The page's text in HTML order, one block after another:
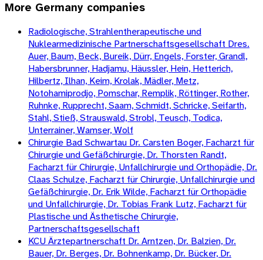
More Germany companies
Radiologische, Strahlentherapeutische und
Nuklearmedizinische Partnerschaftsgesellschaft Dres.
Auer, Baum, Beck, Bureik, Dürr, Engels, Forster, Grandl,
Habersbrunner, Hadjamu, Häussler, Hein, Hetterich,
Hilbertz, Ilhan, Keim, Krolak, Mädler, Metz,
Notohamiprodjo, Pomschar, Remplik, Röttinger, Rother,
Ruhnke, Rupprecht, Saam, Schmidt, Schricke, Seifarth,
Stahl, Stieß, Strauswald, Strobl, Teusch, Todica,
Unterrainer, Wamser, Wolf
Chirurgie Bad Schwartau Dr. Carsten Boger, Facharzt für
Chirurgie und Gefäßchirurgie, Dr. Thorsten Randt,
Facharzt für Chirurgie, Unfallchirurgie und Orthopädie, Dr.
Claas Schulze, Facharzt für Chirurgie, Unfallchirurgie und
Gefäßchirurgie, Dr. Erik Wilde, Facharzt für Orthopädie
und Unfallchirurgie, Dr. Tobias Frank Lutz, Facharzt für
Plastische und Ästhetische Chirurgie,
Partnerschaftsgesellschaft
KCU Ärztepartnerschaft Dr. Arntzen, Dr. Balzien, Dr.
Bauer, Dr. Berges, Dr. Bohnenkamp, Dr. Bücker, Dr.